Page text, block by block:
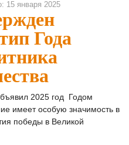
15 января 2025
Года
2025 год Годом
имеет особую значимость в
победы в Великой